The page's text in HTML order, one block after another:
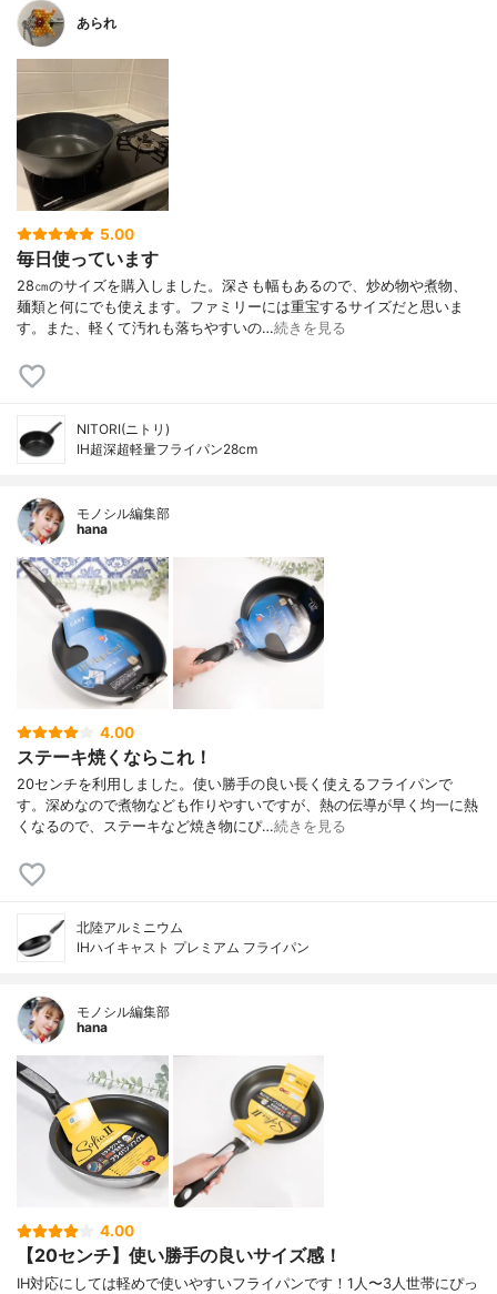
あられ
5.00
毎日使っています
28㎝のサイズを購入しました。深さも幅もあるので、炒め物や煮物、
麺類と何にでも使えます。ファミリーには重宝するサイズだと思いま
す。また、軽くて汚れも落ちやすいの…続きを見る
NITORI(ニトリ)
IH超深超軽量フライパン28cm
モノシル編集部
hana
4.00
ステーキ焼くならこれ！
20センチを利用しました。使い勝手の良い長く使えるフライパンで
す。深めなので煮物なども作りやすいですが、熱の伝導が早く均一に熱
くなるので、ステーキなど焼き物にぴ…続きを見る
北陸アルミニウム
IHハイキャスト プレミアム フライパン
モノシル編集部
hana
4.00
【20センチ】使い勝手の良いサイズ感！
IH対応にしては軽めで使いやすいフライパンです！1人〜3人世帯にぴっ